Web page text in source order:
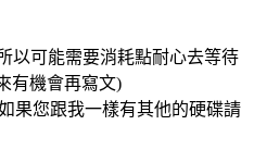
以可能需要消耗點耐心去等待
有機會再寫文)
果您跟我一樣有其他的硬碟請